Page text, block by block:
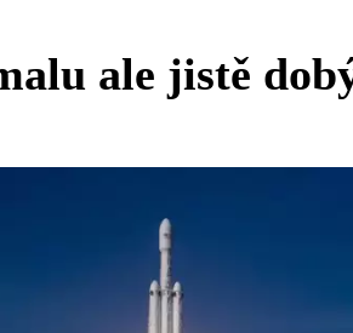
ale jistě